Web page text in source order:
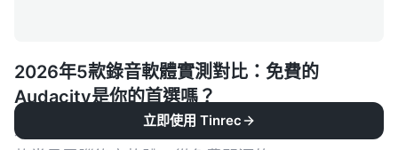
2026年5款錄音軟體實測對比：免費的
Audacity是你的首選嗎？
本文針對上班族與 Podcast 創作者，實測並比較 5
立即使用 Tinrec